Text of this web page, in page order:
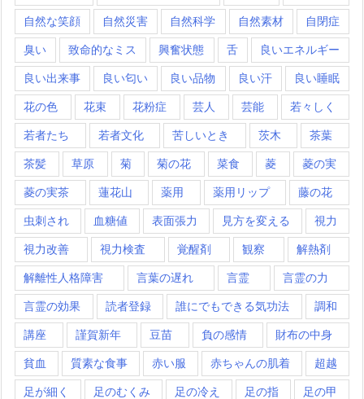
自然な笑顔 自然災害 自然科学 自然素材 自閉症
臭い 致命的なミス 興奮状態 舌 良いエネルギー
良い出来事 良い匂い 良い品物 良い汗 良い睡眠
花の色 花束 花粉症 芸人 芸能 若々しく
若者たち 若者文化 苦しいとき 茨木 茶葉
茶髪 草原 菊 菊の花 菜食 菱 菱の実
菱の実茶 蓮花山 薬用 薬用リップ 藤の花
虫刺され 血糖値 表面張力 見方を変える 視力
視力改善 視力検査 覚醒剤 観察 解熱剤
解離性人格障害 言葉の遅れ 言霊 言霊の力
言霊の効果 読者登録 誰にでもできる気功法 調和
講座 謹賀新年 豆苗 負の感情 財布の中身
貧血 質素な食事 赤い服 赤ちゃんの肌着 超越
足が細く 足のむくみ 足の冷え 足の指 足の甲